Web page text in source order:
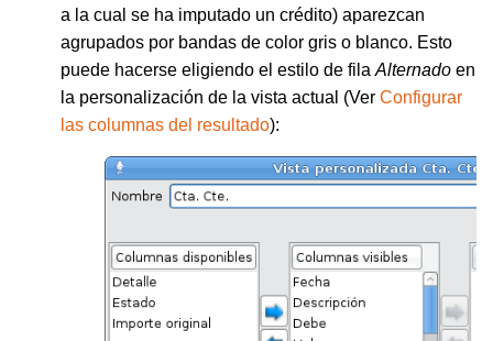
a la cual se ha imputado un crédito) aparezcan
agrupados por bandas de color gris o blanco. Esto
puede hacerse eligiendo el estilo de fila Alternado en
la personalización de la vista actual (Ver Configurar
las columnas del resultado):